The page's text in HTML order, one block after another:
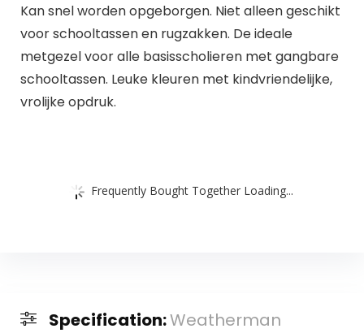
Kan snel worden opgeborgen. Niet alleen geschikt
voor schooltassen en rugzakken. De ideale
metgezel voor alle basisscholieren met gangbare
schooltassen. Leuke kleuren met kindvriendelijke,
vrolijke opdruk.
Frequently Bought Together Loading...
Specification:Weatherman